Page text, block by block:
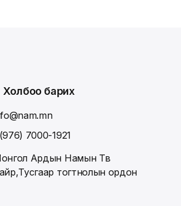
Холбоо барих
7000-1921
Ардын Намын Төв
тогтнолын ордон